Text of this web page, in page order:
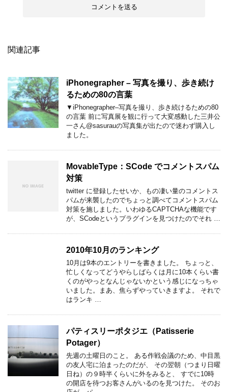
関連記事
iPhonegrapher – 写真を撮り、歩き続け
るための80の言葉
▼iPhonegrapher–写真を撮り、歩き続けるための80
の言葉 前に写真展を観に行って大変感動した三井公
一さん@sasurauの写真集が出たので迷わず購入し
ました。
MovableType：SCode でコメントスパム
対策
twitter に登録したせいか、もの凄い量のコメントス
パムが来襲したのでちょっと調べてコメントスパム
対策を施しました。いわゆるCAPTCHAな機能です
が、SCodeというプラグインを見つけたのでそれ …
2010年10月のランキング
10月は9本のエントリーを書きました。 ちょっと、
忙しくなってどうやらしばらくは月に10本くらい書
くのがやっとなんじゃないかという感じになっちゃ
いました。まあ、焦らずやっていきますよ。 それで
はランキ …
パティスリーポタジエ（Patisserie
Potager）
先週の土曜日のこと。 ある作戦会議のため、中目黒
の友人宅に泊まったのだが、 その翌朝（つまり日曜
日ね）の９時半くらいに外をみると、 すでに10時
の開店を待つお客さんがいるのを見つけた。 そのお